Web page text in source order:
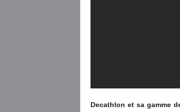
Decathlon et sa gamme